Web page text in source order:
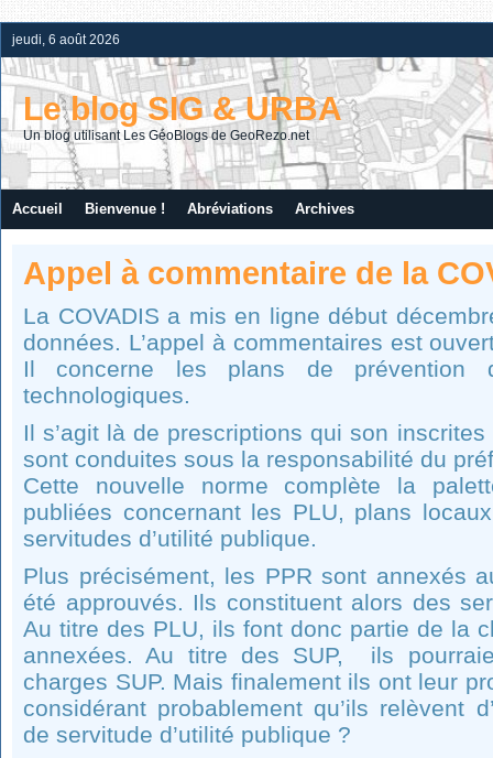
jeudi, 6 août 2026
Le blog SIG & URBA
Un blog utilisant Les GéoBlogs de GeoRezo.net
Accueil Bienvenue ! Abréviations Archives
Appel à commentaire de la
La COVADIS a mis en ligne début
données. L’appel à commentaires est
Il concerne les plans de prévention
technologiques.
Il s’agit là de prescriptions qui son
sont conduites sous la responsabilité du
Cette nouvelle norme complète la
publiées concernant les PLU, plans
servitudes d’utilité publique.
Plus précisément, les PPR sont annexés
été approuvés. Ils constituent alors des
Au titre des PLU, ils font donc partie de la
annexées. Au titre des SUP, ils
charges SUP. Mais finalement ils ont leur
considérant probablement qu’ils relèvent
de servitude d’utilité publique ?